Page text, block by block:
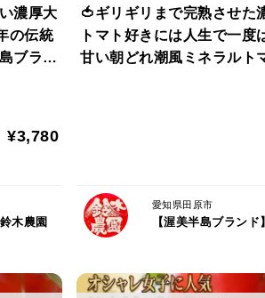
と甘みのバランスがよく、どんな料
ミネラルを最大限享受した100年の伝
】
濃厚大
の伝統
ブラン
¥3,780
木農園
🍅ギリギリまで完熟させた
トマト好きには人生で一度
甘い朝どれ潮風ミネラルト
愛知県田原市
【渥美半島ブランド